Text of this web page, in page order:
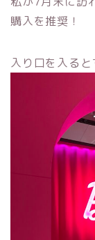
購入を推奨！
入り口を入る